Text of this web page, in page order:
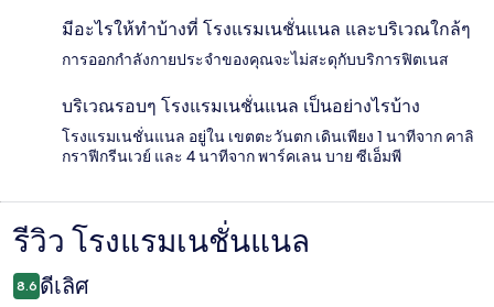
มีอะไรให้ทำบ้างที่ โรงแรมเนชั่นแนล และบริเวณใกล้ๆ
การออกกำลังกายประจำของคุณจะไม่สะดุกับบริการฟิตเนส
บริเวณรอบๆ โรงแรมเนชั่นแนล เป็นอย่างไรบ้าง
โรงแรมเนชั่นแนล อยู่ใน เขตตะวันตก เดินเพียง 1 นาทีจาก คาลิ
กราฟีกรีนเวย์ และ 4 นาทีจาก พาร์คเลน บาย ซีเอ็มพี
รีวิว
รีวิว โรงแรมเนชั่นแนล
8.6 ดีเลิศ